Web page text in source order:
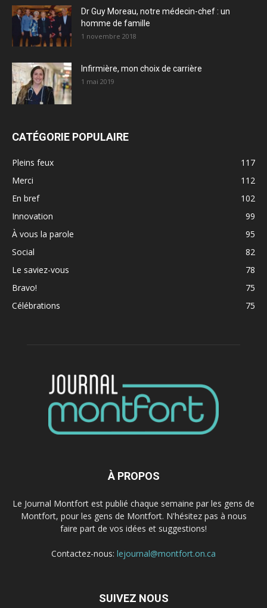
Dr Guy Moreau, notre médecin-chef : un
homme de famille
1 novembre 2018
Infirmière, mon choix de carrière
1 mai 2019
CATÉGORIE POPULAIRE
Pleins feux
117
Merci
112
En bref
102
Innovation
99
À vous la parole
95
Social
82
Le saviez-vous
78
Bravo!
75
Célébrations
75
À PROPOS
Le Journal Montfort est publié chaque semaine par les gens de
Montfort, pour les gens de Montfort. N'hésitez pas à nous
faire part de vos idées et suggestions!
Contactez-nous: lejournal@montfort.on.ca
SUIVEZ NOUS